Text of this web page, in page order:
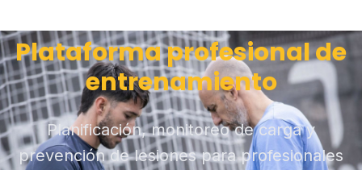
Plataforma profesional de
entrenamiento
Planificación, monitoreo de carga y
prevención de lesiones para profesionales